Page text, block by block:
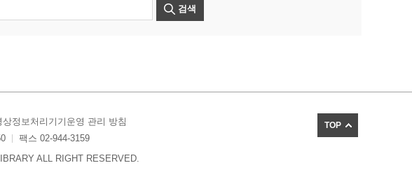
검색
상정보처리기기운영 관리 방침
팩스 02-944-3159
ALL RIGHT RESERVED.
TOP